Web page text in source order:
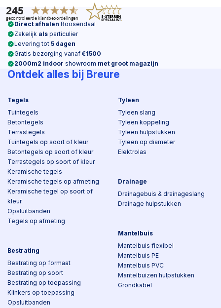
Direct afhalen Roosendaal
Zakelijk als particulier
Levering tot 5 dagen
Gratis bezorging vanaf €1500
2000m2 indoor showroom met groot magazijn
Ontdek alles bij Breure
Tegels
Tuintegels
Betontegels
Terrastegels
Tuintegels op soort of kleur
Betontegels op soort of kleur
Terrastegels op soort of kleur
Keramische tegels
Keramische tegels op afmeting
Keramische tegel op soort of
kleur
Opsluitbanden
Tegels op afmeting
Bestrating
Bestrating op formaat
Bestrating op soort
Bestrating op toepassing
Klinkers op toepassing
Opsluitbanden
Tyleen
Tyleen slang
Tyleen koppeling
Tyleen hulpstukken
Tyleen op diameter
Elektrolas
Drainage
Drainagebuis & drainageslang
Drainage hulpstukken
Mantelbuis
Mantelbuis flexibel
Mantelbuis PE
Mantelbuis PVC
Mantelbuizen hulpstukken
Grondkabel